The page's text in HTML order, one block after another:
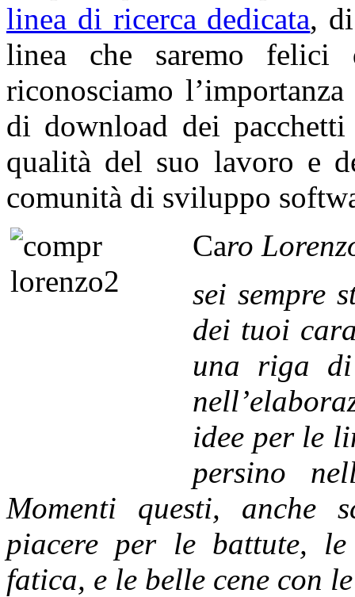
linea di ricerca dedicata,
linea che saremo felici
riconosciamo
di download dei
qualità del suo lavoro e
comunità di sviluppo
Caro
sei sempre
dei tuoi
una riga
idee per le
persino
Momenti questi, anche
piacere per le battute,
fatica, e le belle cene con